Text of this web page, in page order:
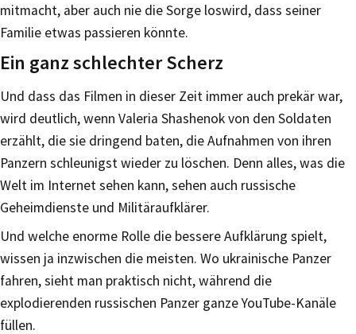
mitmacht, aber auch nie die Sorge loswird, dass seiner
Familie etwas passieren könnte.
Ein ganz schlechter Scherz
Und dass das Filmen in dieser Zeit immer auch prekär war,
wird deutlich, wenn Valeria Shashenok von den Soldaten
erzählt, die sie dringend baten, die Aufnahmen von ihren
Panzern schleunigst wieder zu löschen. Denn alles, was die
Welt im Internet sehen kann, sehen auch russische
Geheimdienste und Militäraufklärer.
Und welche enorme Rolle die bessere Aufklärung spielt,
wissen ja inzwischen die meisten. Wo ukrainische Panzer
fahren, sieht man praktisch nicht, während die
explodierenden russischen Panzer ganze YouTube-Kanäle
füllen.